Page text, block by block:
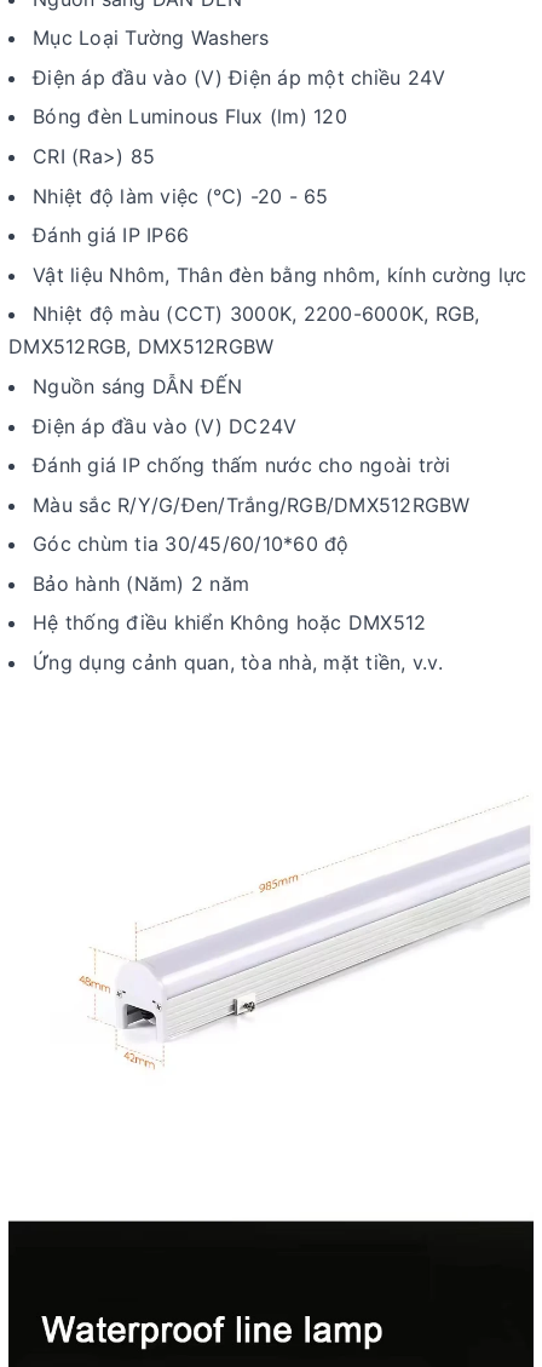
Mục Loại Tường Washers
Điện áp đầu vào (V) Điện áp một chiều 24V
Bóng đèn Luminous Flux (lm) 120
CRI (Ra>) 85
Nhiệt độ làm việc (℃) -20 - 65
Đánh giá IP IP66
Vật liệu Nhôm, Thân đèn bằng nhôm, kính cường lực
Nhiệt độ màu (CCT) 3000K, 2200-6000K, RGB,
DMX512RGB, DMX512RGBW
Nguồn sáng DẪN ĐẾN
Điện áp đầu vào (V) DC24V
Đánh giá IP chống thấm nước cho ngoài trời
Màu sắc R/Y/G/Đen/Trắng/RGB/DMX512RGBW
Góc chùm tia 30/45/60/10*60 độ
Bảo hành (Năm) 2 năm
Hệ thống điều khiển Không hoặc DMX512
Ứng dụng cảnh quan, tòa nhà, mặt tiền, v.v.